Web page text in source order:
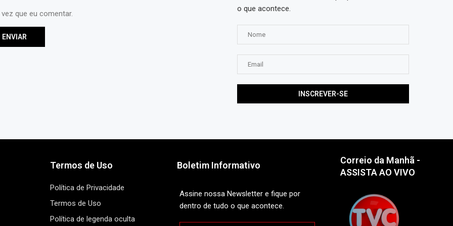
que eu comentar.
o que acontece.
Termos de Uso
Política de Privacidade
Termos de Uso
Política de legenda oculta
Boletim Informativo
Assine nossa Newsletter e fique por
dentro de tudo o que acontece.
Correio da Manhã -
ASSISTA AO VIVO